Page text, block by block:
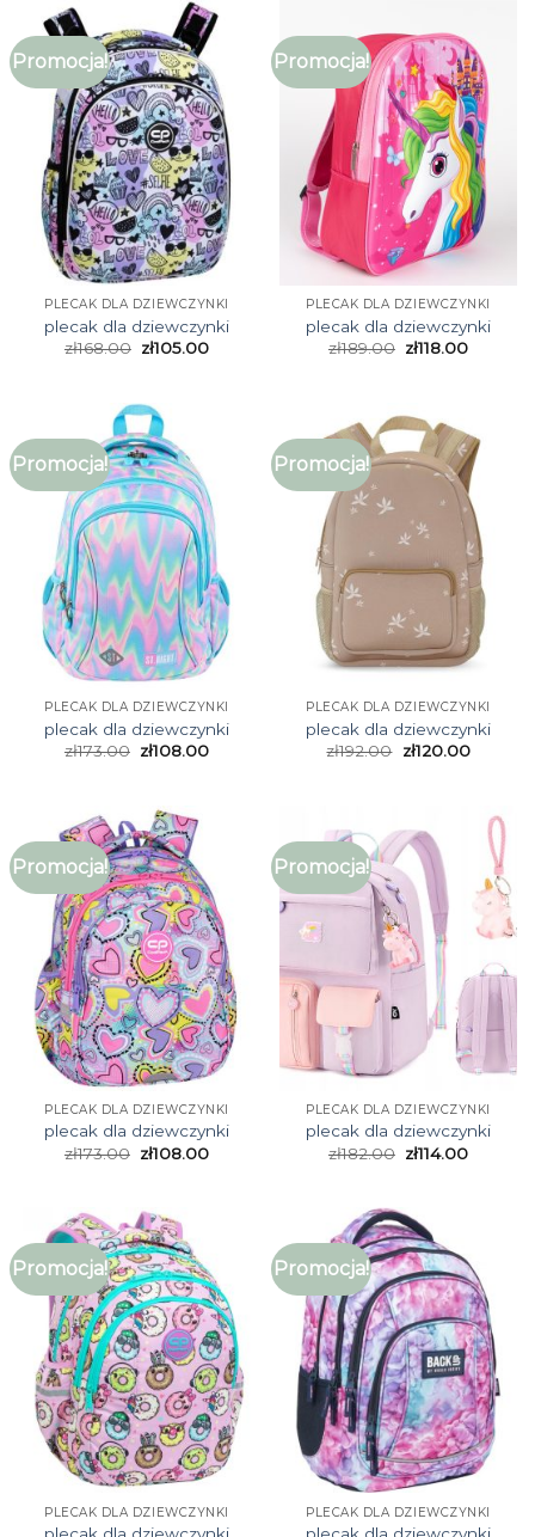
Promocja!
PLECAK DLA DZIEWCZYNKI
plecak dla dziewczynki
zł168.00 zł105.00
Promocja!
PLECAK DLA DZIEWCZYNKI
plecak dla dziewczynki
zł189.00 zł118.00
Promocja!
PLECAK DLA DZIEWCZYNKI
plecak dla dziewczynki
zł173.00 zł108.00
Promocja!
PLECAK DLA DZIEWCZYNKI
plecak dla dziewczynki
zł192.00 zł120.00
Promocja!
PLECAK DLA DZIEWCZYNKI
plecak dla dziewczynki
zł173.00 zł108.00
Promocja!
PLECAK DLA DZIEWCZYNKI
plecak dla dziewczynki
zł182.00 zł114.00
Promocja!
PLECAK DLA DZIEWCZYNKI
Promocja!
PLECAK DLA DZIEWCZYNKI